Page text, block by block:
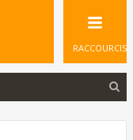
RACCOURCIS